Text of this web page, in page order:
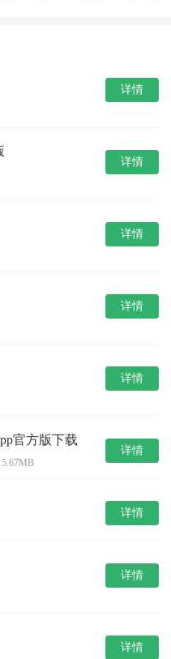
详情
详情
详情
详情
详情
官方版下载
详情
详情
详情
详情